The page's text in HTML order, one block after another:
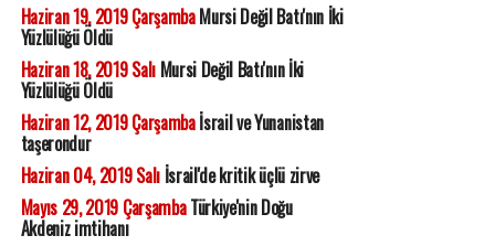
Haziran 19, 2019 ÇarşambaMursi Değil Batı'nın İki
Yüzlülüğü Öldü
Haziran 18, 2019 SalıMursi Değil Batı'nın İki
Yüzlülüğü Öldü
Haziran 12, 2019 Çarşambaİsrail ve Yunanistan
taşerondur
Haziran 04, 2019 Salıİsrail'de kritik üçlü zirve
Mayıs 29, 2019 ÇarşambaTürkiye'nin Doğu
Akdeniz imtihanı